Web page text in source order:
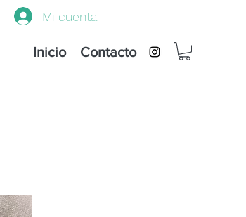
Inicio Contacto
Mi cuenta